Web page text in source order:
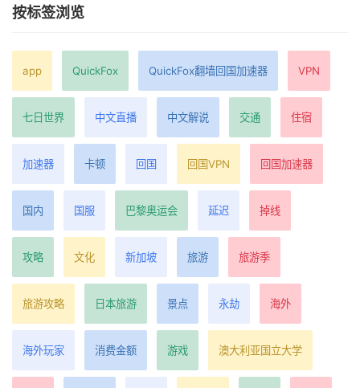
按标签浏览
app QuickFox QuickFox翻墙回国加速器 VPN
七日世界 中文直播 中文解说 交通 住宿
加速器 卡顿 回国 回国VPN 回国加速器
国内 国服 巴黎奥运会 延迟 掉线
攻略 文化 新加坡 旅游 旅游季
旅游攻略 日本旅游 景点 永劫 海外
海外玩家 消费金额 游戏 澳大利亚国立大学